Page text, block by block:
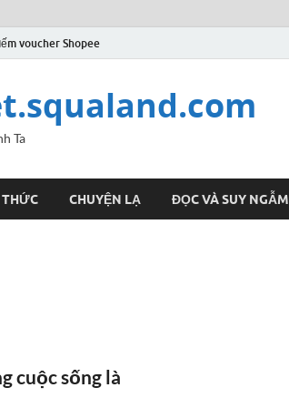
voucher Shopee
Ta
THỨC CHUYỆN LẠ ĐỌC VÀ SUY NGẪM
cuộc sống là